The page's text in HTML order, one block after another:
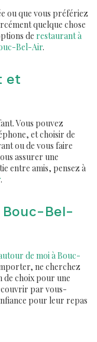
ou que vous préfériez
quelque chose
de restaurant à
Bel-Air.
et
Vous pouvez
et choisir de
ou de vous faire
assurer une
entre amis, pensez à
.
Bel-
de moi à Bouc-
ne cherchez
de choix pour une
par vous-
pour leur repas